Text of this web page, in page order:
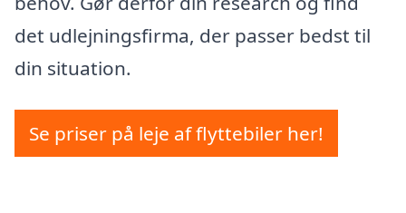
det udlejningsfirma, der passer bedst til
din situation.
Se priser på leje af flyttebiler her!